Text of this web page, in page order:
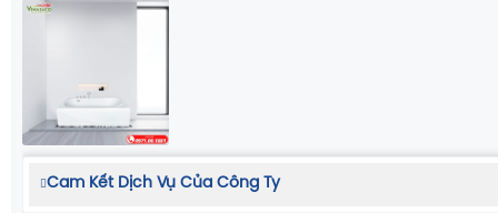
Cam Kết Dịch Vụ Của Công Ty